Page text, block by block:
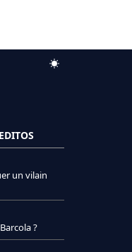
EDITOS
un vilain
?